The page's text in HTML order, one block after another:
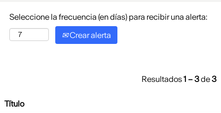
Seleccione la frecuencia (en días) para recibir una alerta:
Crear alerta
Resultados1 – 3de3
Título